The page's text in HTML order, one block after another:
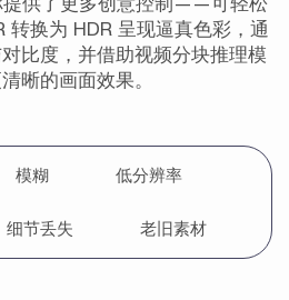
转换为 HDR 呈现逼真色彩，通
比度，并借助视频分块推理模
晰的画面效果。
模糊 低分辨率
细节丢失 老旧素材